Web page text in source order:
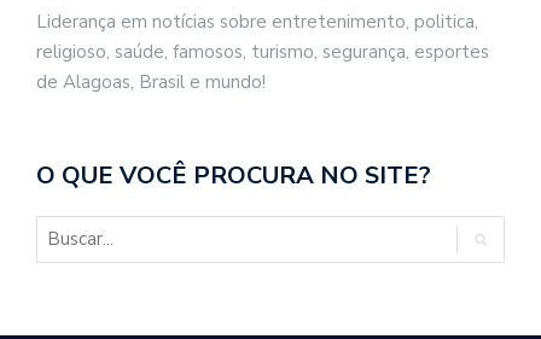
Liderança em notícias sobre entretenimento, politica,
religioso, saúde, famosos, turismo, segurança, esportes
de Alagoas, Brasil e mundo!
O QUE VOCÊ PROCURA NO SITE?